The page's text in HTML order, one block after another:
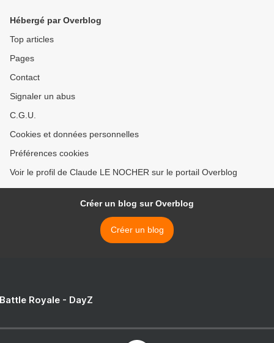
Hébergé par Overblog
Top articles
Pages
Contact
Signaler un abus
C.G.U.
Cookies et données personnelles
Préférences cookies
Voir le profil de Claude LE NOCHER sur le portail Overblog
Créer un blog sur Overblog
Créer un blog
Royale - DayZ